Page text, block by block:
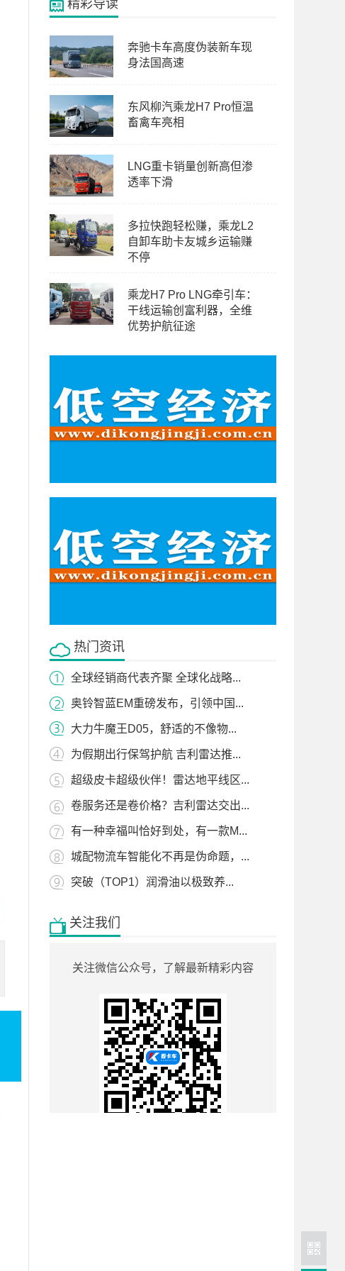
精彩导读
奔驰卡车高度伪装新车现
身法国高速
东风柳汽乘龙H7 Pro恒温
畜禽车亮相
LNG重卡销量创新高但渗
透率下滑
多拉快跑轻松赚，乘龙L2
自卸车助卡友城乡运输赚
不停
乘龙H7 Pro LNG牵引车：
干线运输创富利器，全维
优势护航征途
热门资讯
全球经销商代表齐聚 全球化战略...
奥铃智蓝EM重磅发布，引领中国...
大力牛魔王D05，舒适的不像物...
为假期出行保驾护航 吉利雷达推...
超级皮卡超级伙伴！雷达地平线区...
卷服务还是卷价格？吉利雷达交出...
有一种幸福叫恰好到处，有一款M...
城配物流车智能化不再是伪命题，...
突破（TOP1）润滑油以极致养...
关注我们
关注微信公众号，了解最新精彩内容